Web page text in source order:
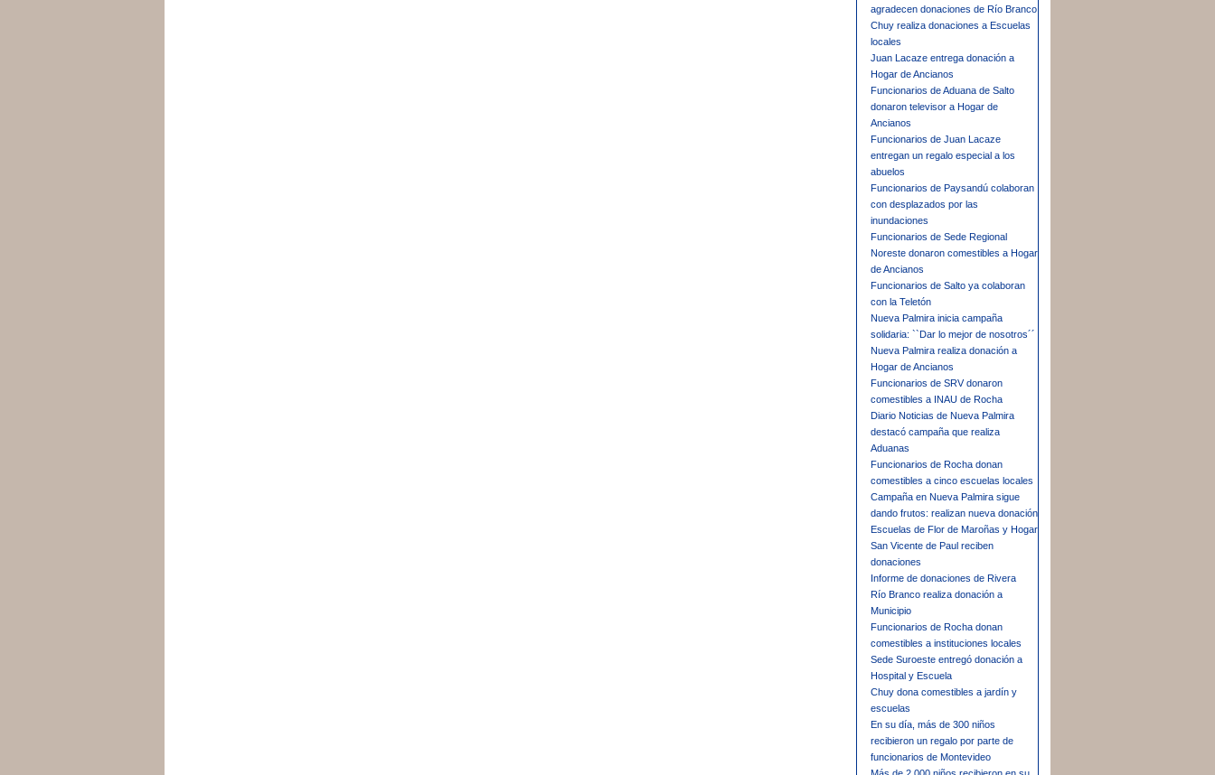
agradecen donaciones de Río Branco
Chuy realiza donaciones a Escuelas
locales
Juan Lacaze entrega donación a
Hogar de Ancianos
Funcionarios de Aduana de Salto
donaron televisor a Hogar de
Ancianos
Funcionarios de Juan Lacaze
entregan un regalo especial a los
abuelos
Funcionarios de Paysandú colaboran
con desplazados por las
inundaciones
Funcionarios de Sede Regional
Noreste donaron comestibles a Hogar
de Ancianos
Funcionarios de Salto ya colaboran
con la Teletón
Nueva Palmira inicia campaña
solidaria: ``Dar lo mejor de nosotros´´
Nueva Palmira realiza donación a
Hogar de Ancianos
Funcionarios de SRV donaron
comestibles a INAU de Rocha
Diario Noticias de Nueva Palmira
destacó campaña que realiza
Aduanas
Funcionarios de Rocha donan
comestibles a cinco escuelas locales
Campaña en Nueva Palmira sigue
dando frutos: realizan nueva donación
Escuelas de Flor de Maroñas y Hogar
San Vicente de Paul reciben
donaciones
Informe de donaciones de Rivera
Río Branco realiza donación a
Municipio
Funcionarios de Rocha donan
comestibles a instituciones locales
Sede Suroeste entregó donación a
Hospital y Escuela
Chuy dona comestibles a jardín y
escuelas
En su día, más de 300 niños
recibieron un regalo por parte de
funcionarios de Montevideo